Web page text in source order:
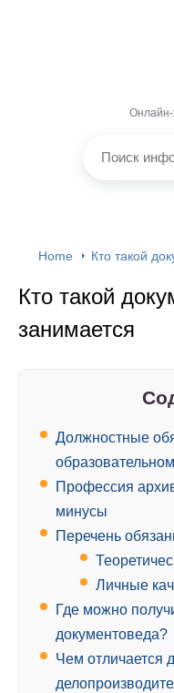
Онлайн-
Home Кто такой
Кто такой
занимается
Должностные
Профессия
минусы
Перечень
Личные
Где можно
документоведа?
Чем отличается